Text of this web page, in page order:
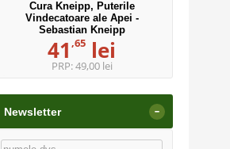
Cura Kneipp, Puterile
Vindecatoare ale Apei -
Sebastian Kneipp
41 ,65 lei
PRP:49,00 lei
Newsletter -